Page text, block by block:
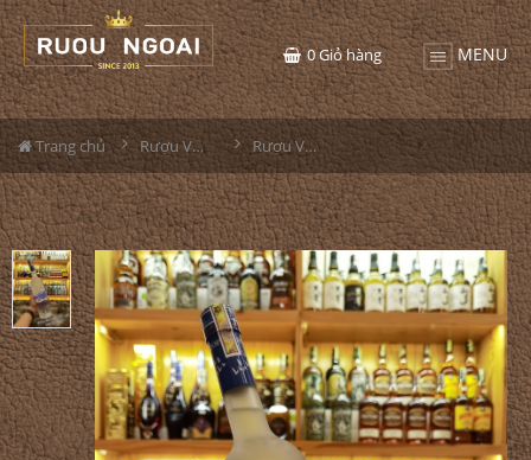
MENU
0Giỏ hàng
Trang chủ Rượu Vodka Rượu Vodka Grey Goose